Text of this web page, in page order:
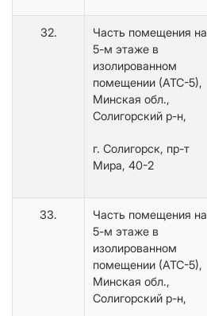
32.
Часть помещения на
5-м этаже в
изолированном
помещении (АТС-5),
Минская обл.,
Солигорский р-н,
г. Солигорск, пр-т
Мира, 40-2
33.
Часть помещения на
5-м этаже в
изолированном
помещении (АТС-5),
Минская обл.,
Солигорский р-н,